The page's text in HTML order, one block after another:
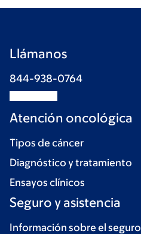
Llámanos
844-938-0764
Atención oncológica
Tipos de cáncer
Diagnóstico y tratamiento
Ensayos clínicos
Seguro y asistencia
Información sobre el seguro